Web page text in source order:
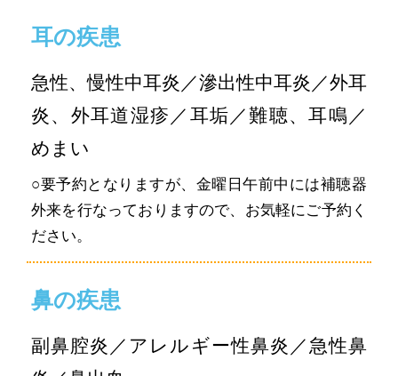
耳の疾患
急性、慢性中耳炎／滲出性中耳炎／外耳
炎、外耳道湿疹／耳垢／難聴、耳鳴／
めまい
○要予約となりますが、金曜日午前中には補聴器
外来を行なっておりますので、お気軽にご予約く
ださい。
鼻の疾患
副鼻腔炎／アレルギー性鼻炎／急性鼻